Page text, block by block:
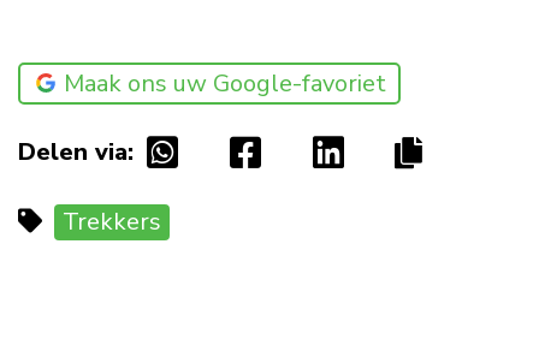
Maak ons uw Google-favoriet
Delen via:
Trekkers